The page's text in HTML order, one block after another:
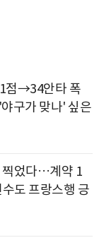
점→34안타 폭
구가 맞나' 싶은
찍었다…계약 1
도 프랑스행 긍